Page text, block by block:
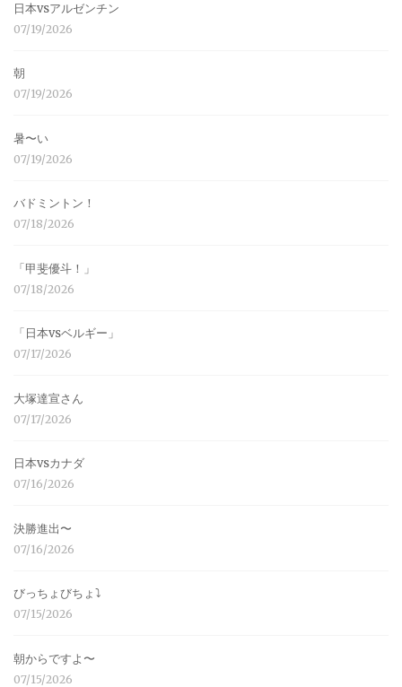
日本vsアルゼンチン
07/19/2026
朝
07/19/2026
暑〜い
07/19/2026
バドミントン！
07/18/2026
「甲斐優斗！」
07/18/2026
「日本vsベルギー」
07/17/2026
大塚達宣さん
07/17/2026
日本vsカナダ
07/16/2026
決勝進出〜
07/16/2026
びっちょびちょ⤵︎
07/15/2026
朝からですよ〜
07/15/2026